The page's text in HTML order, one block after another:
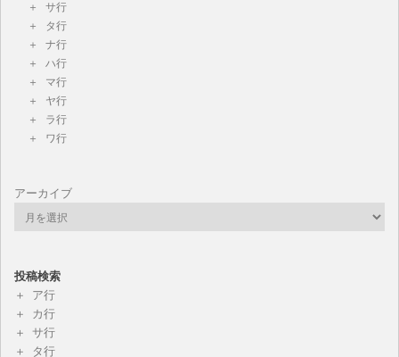
サ行
タ行
ナ行
ハ行
マ行
ヤ行
ラ行
ワ行
アーカイブ
投稿検索
ア行
カ行
サ行
タ行